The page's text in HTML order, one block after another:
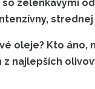
zelenkavými
oleje? Kto áno,
z najlepších